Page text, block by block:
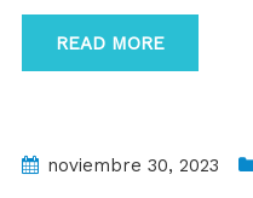
READ MORE
noviembre 30, 2023